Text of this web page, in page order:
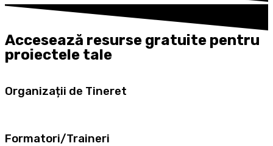
Accesează resurse gratuite pentru
proiectele tale
Organizații de Tineret
Formatori/Traineri